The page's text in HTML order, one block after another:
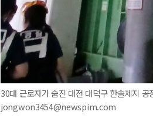
30대 근로자가 숨진 대전 대덕구 한솔제지
jongwon3454@newspim.com